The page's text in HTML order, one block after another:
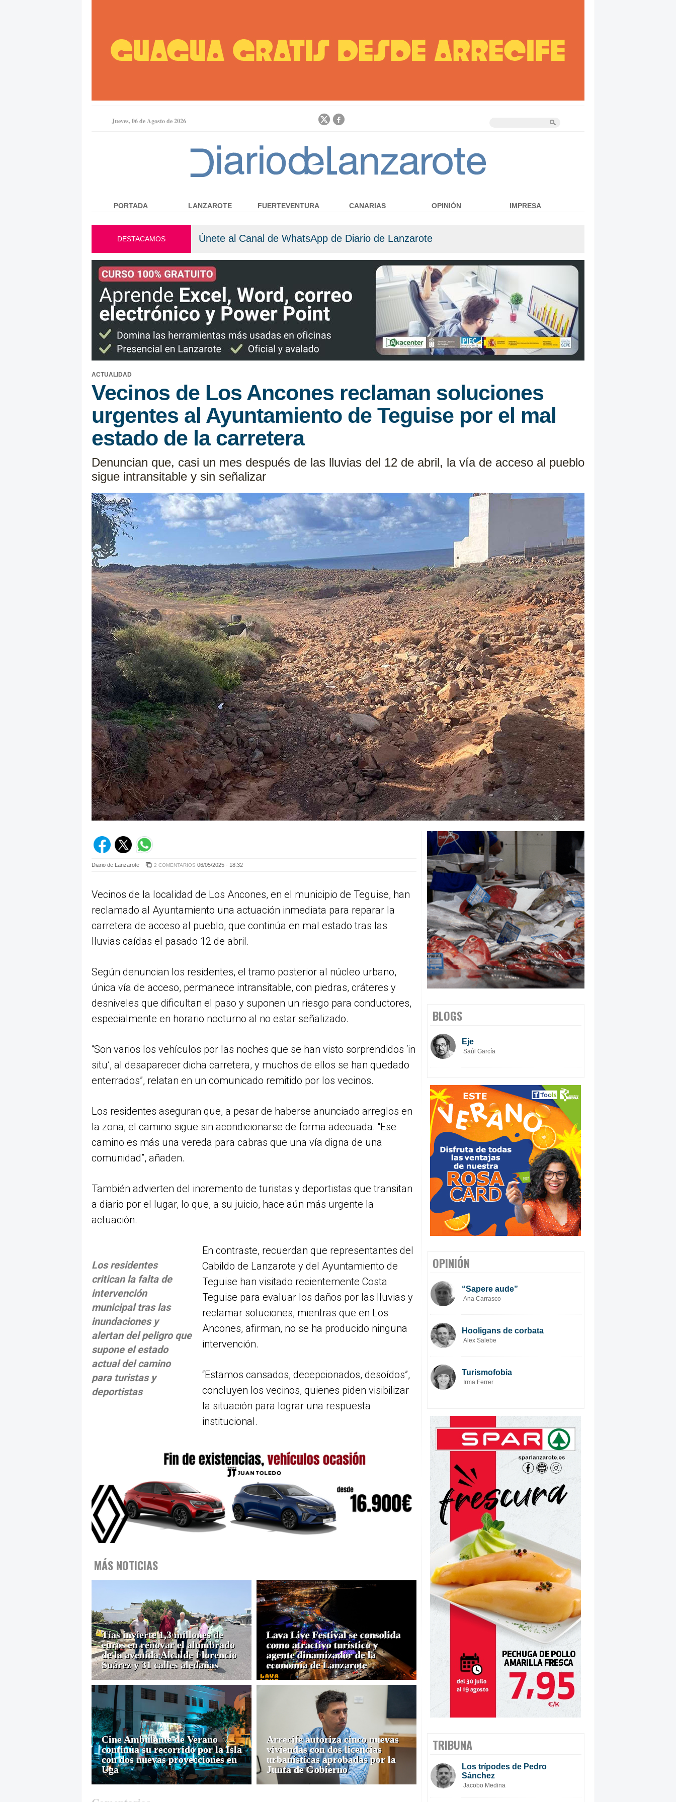
Jueves, 06 de Agosto de 2026
DESTACAMOS Únete al Canal de WhatsApp de Diario de Lanzarote
ACTUALIDAD
Vecinos de Los Ancones reclaman soluciones
urgentes al Ayuntamiento de Teguise por el mal
estado de la carretera
Denuncian que, casi un mes después de las lluvias del 12 de abril, la vía de acceso al pueblo
sigue intransitable y sin señalizar
Diario de Lanzarote 2 COMENTARIOS 06/05/2025 - 18:32
Vecinos de la localidad de Los Ancones, en el municipio de Teguise, han
reclamado al Ayuntamiento una actuación inmediata para reparar la
carretera de acceso al pueblo, que continúa en mal estado tras las
lluvias caídas el pasado 12 de abril.
Según denuncian los residentes, el tramo posterior al núcleo urbano,
única vía de acceso, permanece intransitable, con piedras, cráteres y
desniveles que dificultan el paso y suponen un riesgo para conductores,
especialmente en horario nocturno al no estar señalizado.
“Son varios los vehículos por las noches que se han visto sorprendidos ‘in
situ’, al desaparecer dicha carretera, y muchos de ellos se han quedado
enterrados”, relatan en un comunicado remitido por los vecinos.
Los residentes aseguran que, a pesar de haberse anunciado arreglos en
la zona, el camino sigue sin acondicionarse de forma adecuada. “Ese
camino es más una vereda para cabras que una vía digna de una
comunidad”, añaden.
También advierten del incremento de turistas y deportistas que transitan
a diario por el lugar, lo que, a su juicio, hace aún más urgente la
actuación.
Los residentes
critican la falta de
intervención
municipal tras las
inundaciones y
alertan del peligro que
supone el estado
actual del camino
para turistas y
deportistas
En contraste, recuerdan que representantes del
Cabildo de Lanzarote y del Ayuntamiento de
Teguise han visitado recientemente Costa
Teguise para evaluar los daños por las lluvias y
reclamar soluciones, mientras que en Los
Ancones, afirman, no se ha producido ninguna
intervención.
“Estamos cansados, decepcionados, desoídos”,
concluyen los vecinos, quienes piden visibilizar
la situación para lograr una respuesta
institucional.
MÁS NOTICIAS
Tías invierte 1,3 millones de
euros en renovar el alumbrado
de la avenida Alcalde Florencio
Suárez y 31 calles aledañas
Lava Live Festival se consolida
como atractivo turístico y
agente dinamizador de la
economía de Lanzarote
Cine Ambulante de Verano
continúa su recorrido por la Isla
con dos nuevas proyecciones en
Uga
Arrecife autoriza cinco nuevas
viviendas con dos licencias
urbanísticas aprobadas por la
Junta de Gobierno
PORTADA LANZAROTE FUERTEVENTURA CANARIAS OPINIÓN IMPRESA
BLOGS
Eje
Saúl García
OPINIÓN
“Sapere aude”
Ana Carrasco
Hooligans de corbata
Alex Salebe
Turismofobia
Irma Ferrer
TRIBUNA
Los trípodes de Pedro
Sánchez
Jacobo Medina